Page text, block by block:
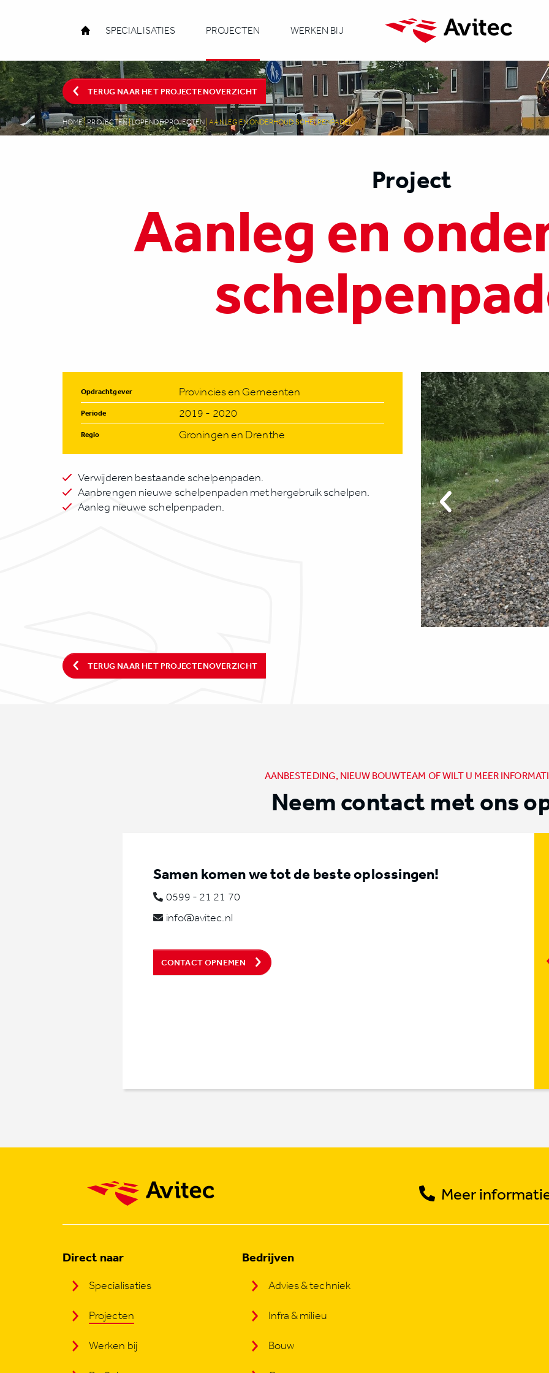
SPECIALISATIES PROJECTEN WERKEN BIJ
TERUG NAAR HET PROJECTENOVERZICHT
HOME|PROJECTEN|LOPENDE PROJECTEN |AANLEG EN ONDERHOUD SCHELPENPADEN
Project
Aanleg en
Opdrachtgever Provincies en Gemeenten
Periode 2019 - 2020
Regio Groningen en Drenthe
Verwijderen bestaande schelpenpaden.
Aanbrengen nieuwe schelpenpaden met hergebruik schelpen.
Aanleg nieuwe schelpenpaden.
TERUG NAAR HET PROJECTENOVERZICHT
AANBESTEDING, NIEUW BOUWTEAM OF WILT U MEER
Neem contact met ons
Samen komen we tot de beste oplossingen!
0599 - 21 21 70
info@avitec.nl
CONTACT OPNEMEN
Meer
Direct naar
Specialisaties
Projecten
Werken bij
Bedrijven
Advies & techniek
Infra & milieu
Bouw